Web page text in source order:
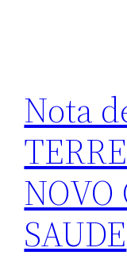
Nota
NOVO
SAUDE